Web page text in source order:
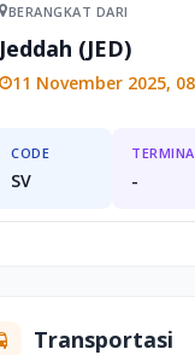
BERANGKAT DARI
Jeddah (JED)
11 November 2025,
CODE
SV -
Transportasi